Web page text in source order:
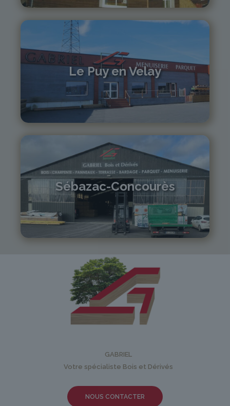
Le Puy en Velay
04 71 01 13 30
lepuy@gabriel-sa.fr
Sébazac-Concourès
05 81 55 83 89
monistrol@gabriel-sa.fr
GABRIEL
Votre spécialiste Bois et Dérivés
NOUS CONTACTER